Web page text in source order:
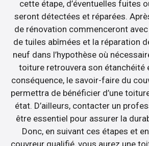
cette étape, d’éventuelles fuites
seront détectées et réparées.
de rénovation commenceront
de tuiles abîmées et la réparation
neuf dans l’hypothèse où
toiture retrouvera son étanchéité
conséquence, le savoir-faire du
permettra de bénéficier d’une
état. D’ailleurs, contacter un
être essentiel pour assurer la
Donc, en suivant ces étapes et
couvreur qualifié, vous aurez une